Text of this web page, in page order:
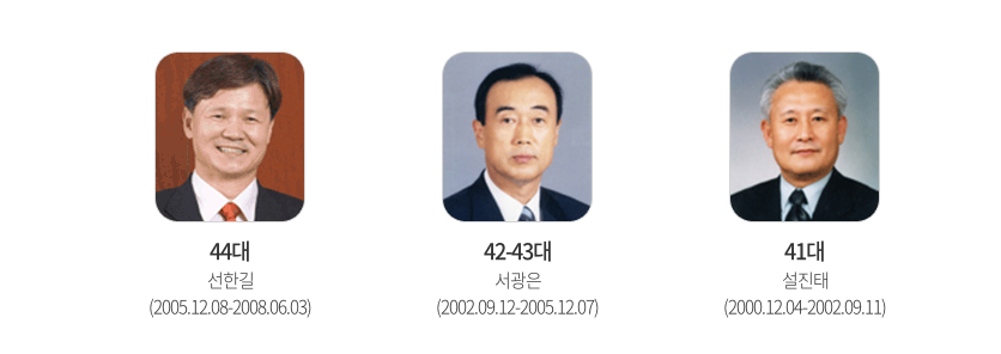
44대
선한길
(2005.12.08-2008.06.03)
42-43대
서광은
(2002.09.12-2005.12.07)
41대
설진태
(2000.12.04-2002.09.11)